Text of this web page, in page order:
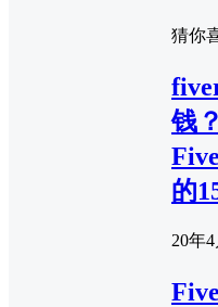
猜你
钱
的
20年4